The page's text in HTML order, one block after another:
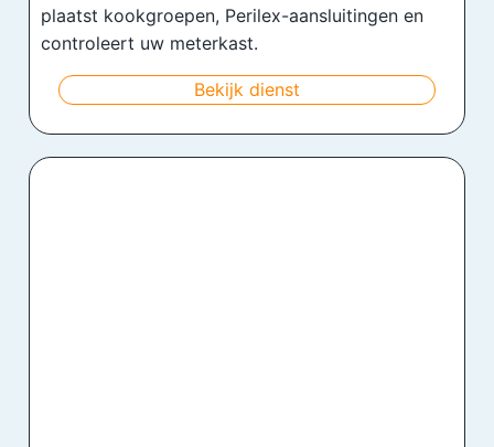
plaatst kookgroepen, Perilex-aansluitingen en
controleert uw meterkast.
Bekijk dienst